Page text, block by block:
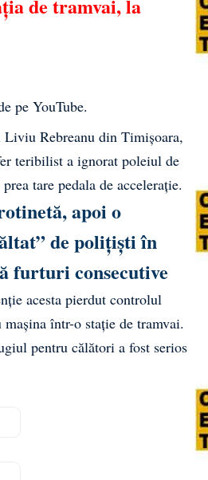
de tramvai, la
pe YouTube.
Rebreanu din Timișoara,
teribilist a ignorat poleiul de
tare pedala de accelerație.
apoi o
de polițiști în
furturi consecutive
acesta pierdut controlul
într-o stație de tramvai.
pentru călători a fost serios